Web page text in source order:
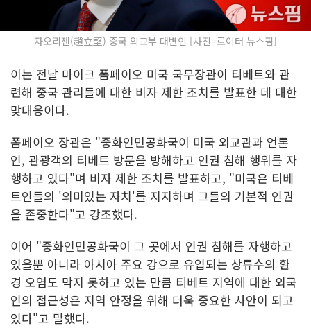
자오리젠(趙立堅) 중국 외교부 대변인 [사진=로이터 뉴스핌]
이는 전날 마이크 폼페이오 미국 국무장관이 티베트와 관
련해 중국 관리들에 대한 비자 제한 조치를 발표한 데 대한
맞대응이다.
폼페이오 장관은 "중화인민공화국이 미국 외교관과 언론
인, 관광객의 티베트 방문을 방해하고 인권 침해 행위를 자
행하고 있다"며 비자 제한 조치를 발표하고, "미국은 티베
트인들의 '의미있는 자치'를 지지하며 그들의 기본적 인권
을 존중한다"고 강조했다.
이어 "중화인민공화국이 그 곳에서 인권 침해를 자행하고
있을뿐 아니라 아시아 주요 강으로 유입되는 상류수의 환
경 오염도 막지 못하고 있는 만큼 티베트 지역에 대한 외국
인의 접근성은 지역 안정을 위해 더욱 중요한 사안이 되고
있다"고 말했다.